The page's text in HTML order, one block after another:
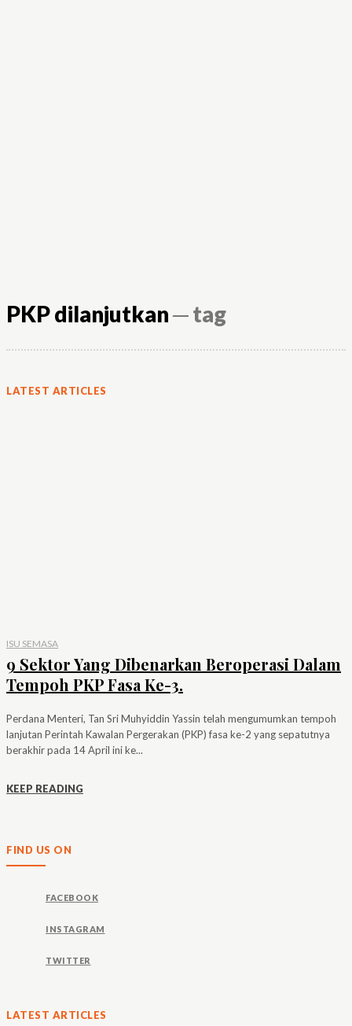
PKP dilanjutkan─ tag
LATEST ARTICLES
ISU SEMASA
9 Sektor Yang Dibenarkan Beroperasi Dalam
Tempoh PKP Fasa Ke-3.
Perdana Menteri, Tan Sri Muhyiddin Yassin telah mengumumkan tempoh
lanjutan Perintah Kawalan Pergerakan (PKP) fasa ke-2 yang sepatutnya
berakhir pada 14 April ini ke...
KEEP READING
FIND US ON
FACEBOOK
INSTAGRAM
TWITTER
LATEST ARTICLES